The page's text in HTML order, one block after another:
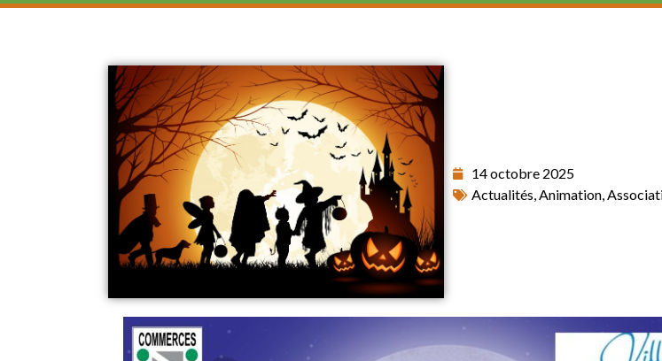
14 octobre 2025
Actualités,Animation,